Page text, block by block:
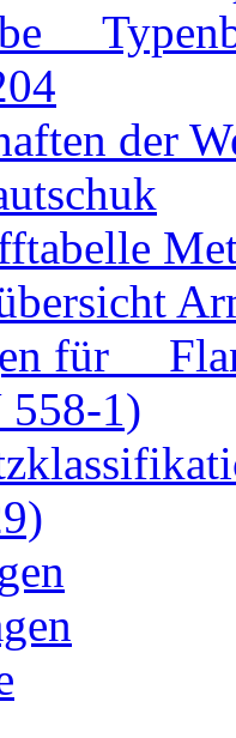
der
für
1)